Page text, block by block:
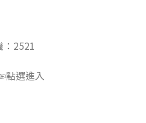
2521
選進入